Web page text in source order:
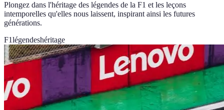
Plongez dans l'héritage des légendes de la F1 et les leçons
intemporelles qu'elles nous laissent, inspirant ainsi les futures
générations.
F1légendeshéritage